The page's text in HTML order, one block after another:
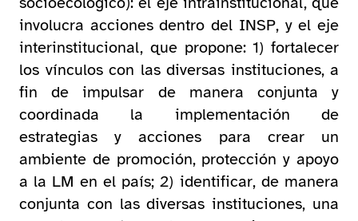
involucra acciones dentro del INSP, y el eje
interinstitucional, que propone: 1) fortalecer
los vínculos con las diversas instituciones, a
fin de impulsar de manera conjunta y
coordinada la implementación de
estrategias y acciones para crear un
ambiente de promoción, protección y apoyo
a la LM en el país; 2) identificar, de manera
conjunta con las diversas instituciones, una